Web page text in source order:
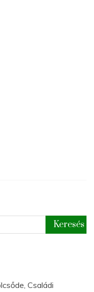
Családi